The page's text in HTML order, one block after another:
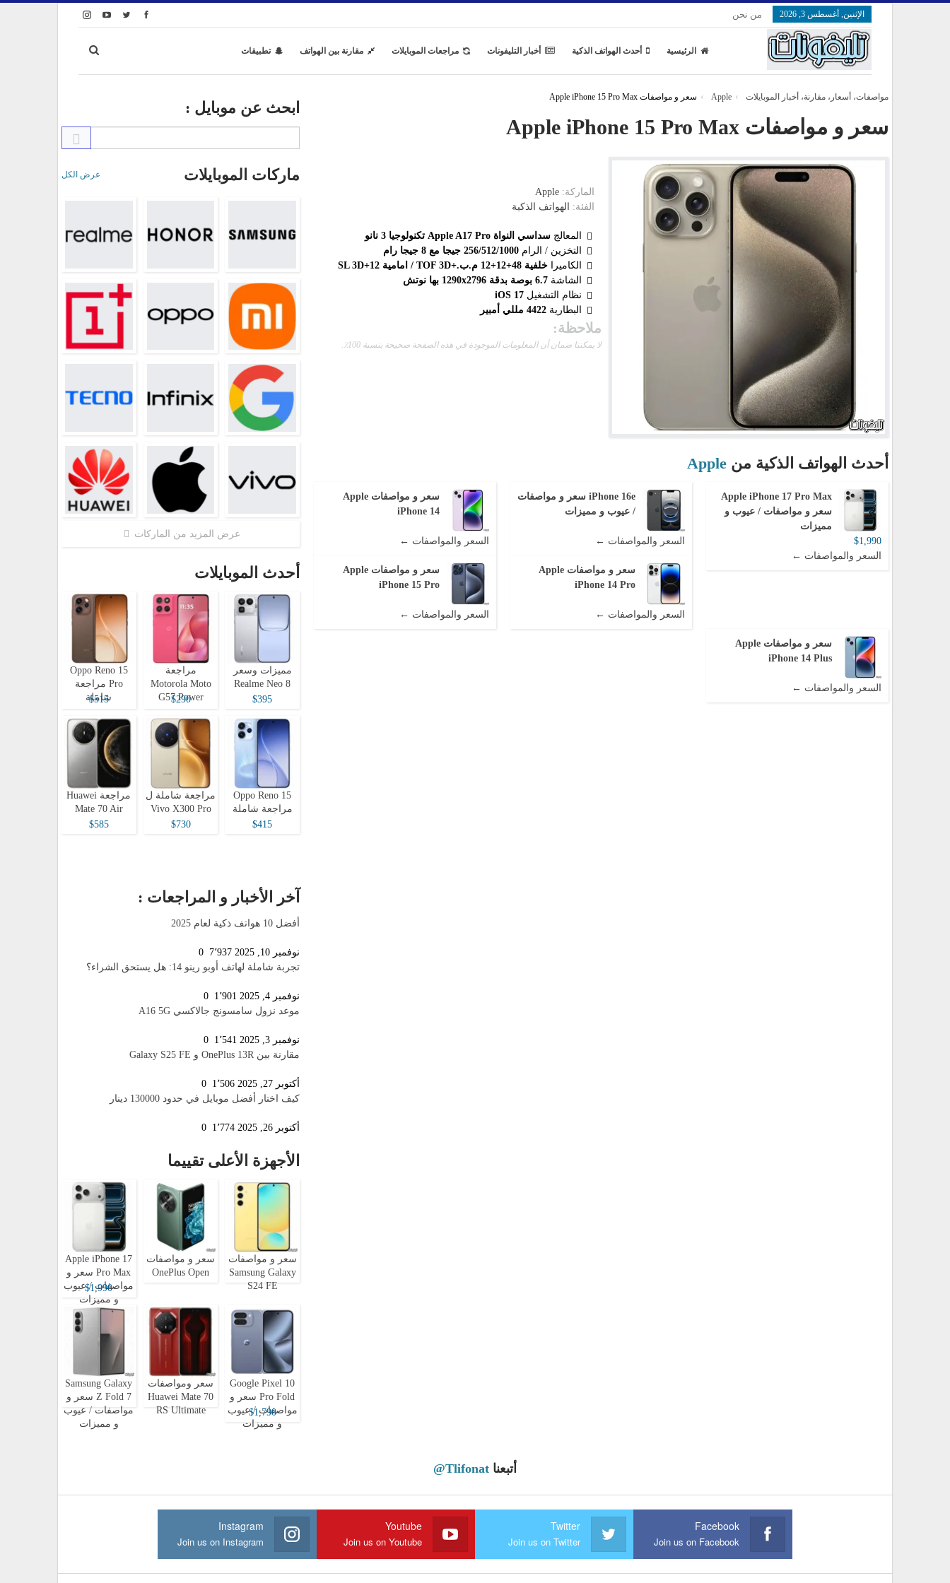
الإثنين, أغسطس 3, 2026 من نحن
الرئيسية أحدث الهواتف الذكية أخبار التليفونات مراجعات الموبايلات مقارنة بين الهواتف تطبيقات
مواصفات، أسعار، مقارنة، أخبار الموبايلات Apple سعر و مواصفات Apple iPhone 15 Pro Max
سعر و مواصفات Apple iPhone 15 Pro Max
الماركة: Apple
الفئة:
الهواتف الذكية
المعالج سداسي النواة Apple A17 Pro تكنولوجيا 3 نانو
التخزين / الرام 256/512/1000 جيجا مع 8 جيجا رام
الكاميرا
خلفية 48+12+12 م.ب.+TOF 3D / امامية 12+SL 3D
الشاشة 6.7 بوصة بدقة 1290x2796 بها نوتش
نظام التشغيل iOS 17
البطارية 4422 مللي أمبير
ملاحظة:
لا يمكننا ضمان أن المعلومات الموجودة في هذه الصفحة صحيحة بنسبة 100٪.
أحدث الهواتف الذكية من Apple
Apple iPhone 17 Pro Max
سعر و مواصفات / عيوب و
مميزات
$1,990
السعر والمواصفات ←
iPhone 16e سعر و مواصفات
/ عيوب و مميزات
السعر والمواصفات ←
سعر و مواصفات Apple
iPhone 14
السعر والمواصفات ←
سعر و مواصفات Apple
iPhone 14 Pro
السعر والمواصفات ←
سعر و مواصفات Apple
iPhone 15 Pro
السعر والمواصفات ←
سعر و مواصفات Apple
iPhone 14 Plus
السعر والمواصفات ←
ابحث عن موبايل :
ماركات الموبايلات عرض الكل
عرض المزيد من الماركات
أحدث الموبايلات
مميزات وسعر
Realme Neo 8
$395
مراجعة
Motorola Moto
G57 Power
$290
Oppo Reno 15
Pro مراجعة
شاملة
$515
Oppo Reno 15
مراجعة شاملة
$415
مراجعة شاملة ل
Vivo X300 Pro
$730
مراجعة Huawei
Mate 70 Air
$585
آخر الأخبار و المراجعات :
أفضل 10 هواتف ذكية لعام 2025
نوفمبر 10, 2025 7٬937
تجربة شاملة لهاتف أوبو رينو 14: هل يستحق الشراء؟
نوفمبر 4, 2025 1٬901
موعد نزول سامسونج جالاكسي A16 5G
نوفمبر 3, 2025 1٬541
مقارنة بين OnePlus 13R و Galaxy S25 FE
أكتوبر 27, 2025 1٬506
كيف اختار أفضل موبايل في حدود 130000 دينار
أكتوبر 26, 2025 1٬774
الأجهزة الأعلى تقييما
سعر و مواصفات
Samsung Galaxy
S24 FE
سعر و مواصفات
OnePlus Open
Apple iPhone 17
Pro Max سعر و
مواصفات / عيوب
و مميزات
$1,990
Google Pixel 10
Pro Fold سعر و
مواصفات / عيوب
و مميزات
$1,790
سعر ومواصفات
Huawei Mate 70
RS Ultimate
Samsung Galaxy
Z Fold 7 سعر و
مواصفات / عيوب
و مميزات
أتبعنا @Tlifonat
Facebook
Join us on Facebook
Twitter
Join us on Twitter
Youtube
Join us on Youtube
Instagram
Join us on Instagram